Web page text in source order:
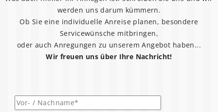
werden uns darum kümmern.
Ob Sie eine individuelle Anreise planen, besondere
Servicewünsche mitbringen,
oder auch Anregungen zu unserem Angebot haben...
Wir freuen uns über Ihre Nachricht!